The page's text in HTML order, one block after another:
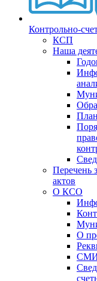
Контрольно-
КСП
Наша
Перечень
актов
О КСО
О
СМИ